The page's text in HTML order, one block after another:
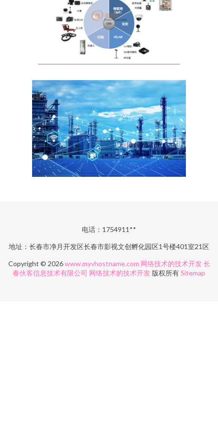
电话：1754911**
地址：长春市净月开发区长春市影视文创孵化园区1号楼401室21区
Copyright © 2026www.myvhostname.com 网络技术的技术开发 长
春伙客信息技术有限公司 网络技术的技术开发 版权所有Sitemap